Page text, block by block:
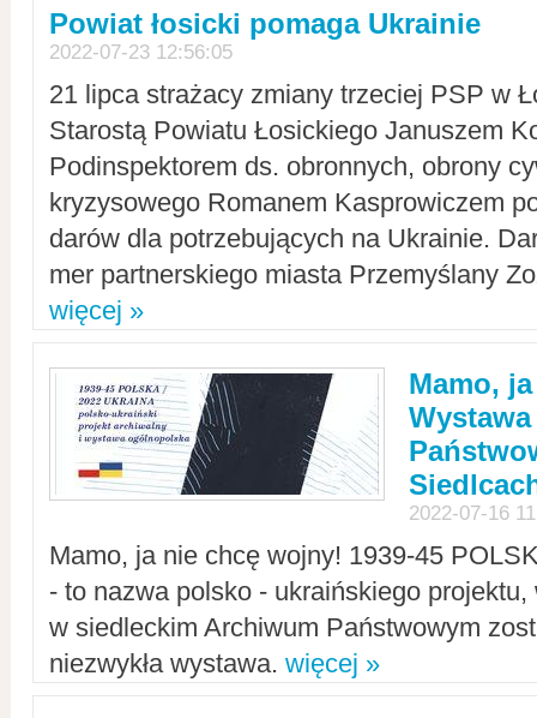
Powiat łosicki pomaga Ukrainie
2022-07-23 12:56:05
21 lipca strażacy zmiany trzeciej PSP w
Starostą Powiatu Łosickiego Januszem
Podinspektorem ds. obronnych, obrony
kryzysowego Romanem Kasprowiczem
darów dla potrzebujących na Ukrainie.
mer partnerskiego miasta Przemyślany
więcej »
Mamo,
2022-07-16
Mamo, ja nie chcę wojny! 1939-45
- to nazwa polsko - ukraińskiego
w siedleckim Archiwum Państwowym
niezwykła wystawa. więcej »